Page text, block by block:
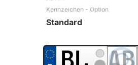
Kennzeichen - Option